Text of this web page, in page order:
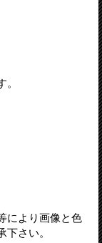
により画像と色
さい。